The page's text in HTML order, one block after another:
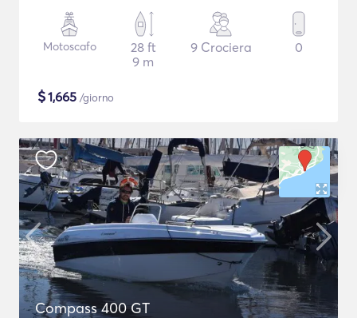
Motoscafo
28 ft
9 m
9 Crociera 0
$1,665 /giorno
Compass 400 GT